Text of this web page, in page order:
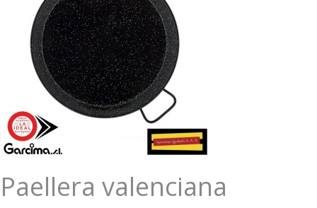
Paellera valenciana